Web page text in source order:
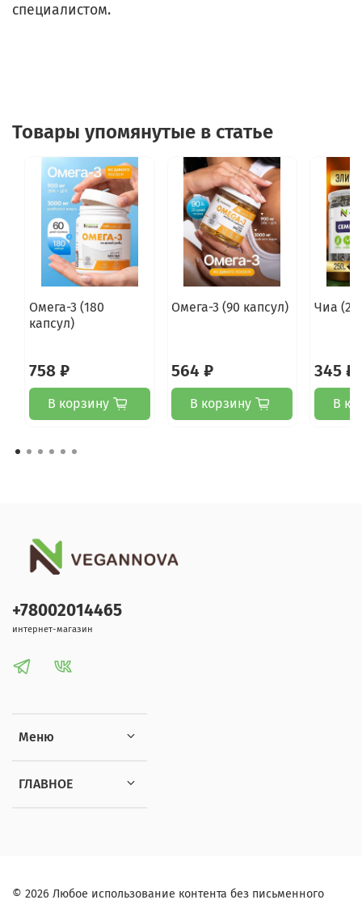
специалистом.
Товары упомянутые в статье
Омега-3 (180
капсул)
758 ₽
В корзину
Омега-3 (90 капсул)
564 ₽
В корзину
Чиа
345 ₽
В
Меню
ГЛАВНОЕ
+78002014465
интернет-магазин
© 2026 Любое использование контента без письменного